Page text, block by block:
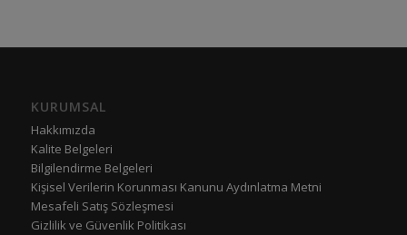
KURUMSAL
Hakkımızda
Kalite Belgeleri
Bilgilendirme Belgeleri
Kişisel Verilerin Korunması Kanunu Aydınlatma Metni
Mesafeli Satış Sözleşmesi
Gizlilik ve Güvenlik Politikası